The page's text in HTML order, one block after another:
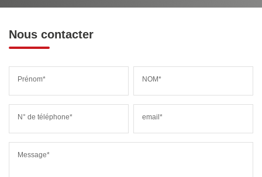
Nous contacter
Prénom* NOM*
N° de téléphone* email*
Message*